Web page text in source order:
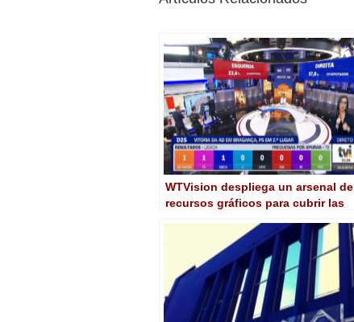
WTVision despliega un arsenal de
recursos gráficos para cubrir las